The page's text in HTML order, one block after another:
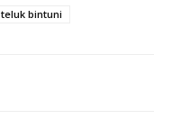
teluk bintuni